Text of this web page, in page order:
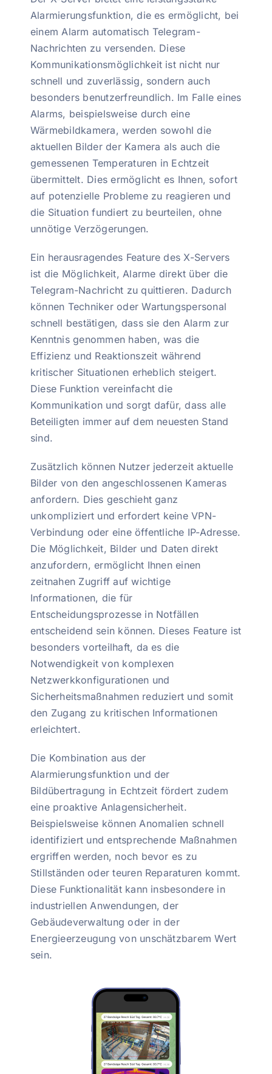
Alarmierungsfunktion, die es ermöglicht, bei
einem Alarm automatisch Telegram-
Nachrichten zu versenden. Diese
Kommunikationsmöglichkeit ist nicht nur
schnell und zuverlässig, sondern auch
besonders benutzerfreundlich. Im Falle eines
Alarms, beispielsweise durch eine
Wärmebildkamera, werden sowohl die
aktuellen Bilder der Kamera als auch die
gemessenen Temperaturen in Echtzeit
übermittelt. Dies ermöglicht es Ihnen, sofort
auf potenzielle Probleme zu reagieren und
die Situation fundiert zu beurteilen, ohne
unnötige Verzögerungen.
Ein herausragendes Feature des X-Servers
ist die Möglichkeit, Alarme direkt über die
Telegram-Nachricht zu quittieren. Dadurch
können Techniker oder Wartungspersonal
schnell bestätigen, dass sie den Alarm zur
Kenntnis genommen haben, was die
Effizienz und Reaktionszeit während
kritischer Situationen erheblich steigert.
Diese Funktion vereinfacht die
Kommunikation und sorgt dafür, dass alle
Beteiligten immer auf dem neuesten Stand
sind.
Zusätzlich können Nutzer jederzeit aktuelle
Bilder von den angeschlossenen Kameras
anfordern. Dies geschieht ganz
unkompliziert und erfordert keine VPN-
Verbindung oder eine öffentliche IP-Adresse.
Die Möglichkeit, Bilder und Daten direkt
anzufordern, ermöglicht Ihnen einen
zeitnahen Zugriff auf wichtige
Informationen, die für
Entscheidungsprozesse in Notfällen
entscheidend sein können. Dieses Feature ist
besonders vorteilhaft, da es die
Notwendigkeit von komplexen
Netzwerkkonfigurationen und
Sicherheitsmaßnahmen reduziert und somit
den Zugang zu kritischen Informationen
erleichtert.
Die Kombination aus der
Alarmierungsfunktion und der
Bildübertragung in Echtzeit fördert zudem
eine proaktive Anlagensicherheit.
Beispielsweise können Anomalien schnell
identifiziert und entsprechende Maßnahmen
ergriffen werden, noch bevor es zu
Stillständen oder teuren Reparaturen kommt.
Diese Funktionalität kann insbesondere in
industriellen Anwendungen, der
Gebäudeverwaltung oder in der
Energieerzeugung von unschätzbarem Wert
sein.